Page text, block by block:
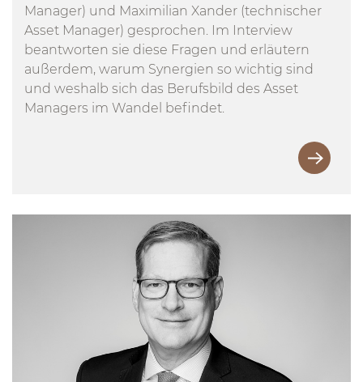
Manager) und Maximilian Xander (technischer
Asset Manager) gesprochen. Im Interview
beantworten sie diese Fragen und erläutern
außerdem, warum Synergien so wichtig sind
und weshalb sich das Berufsbild des Asset
Managers im Wandel befindet.